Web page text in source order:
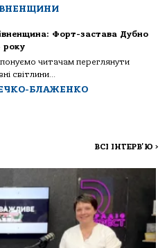
Форт-застава Дубно
року
читачам переглянути
світлини...
БЛАЖЕНКО
ВСІ ІНТЕРВ'Ю >